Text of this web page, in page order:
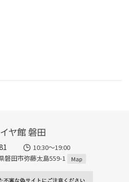
ヤ館 磐田
10:30～19:00
田市弥藤太島559-1
Map